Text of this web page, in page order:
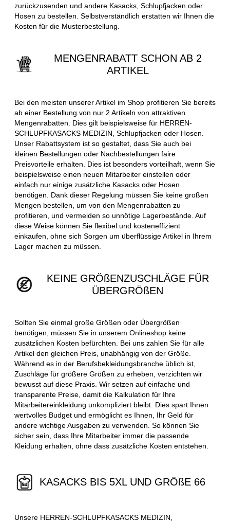
zurückzusenden und andere Kasacks, Schlupfjacken oder
Hosen zu bestellen. Selbstverständlich erstatten wir Ihnen die
Kosten für die Musterbestellung.
MENGENRABATT SCHON AB 2
ARTIKEL
Bei den meisten unserer Artikel im Shop profitieren Sie bereits
ab einer Bestellung von nur 2 Artikeln von attraktiven
Mengenrabatten. Dies gilt beispielsweise für HERREN-
SCHLUPFKASACKS MEDIZIN, Schlupfjacken oder Hosen.
Unser Rabattsystem ist so gestaltet, dass Sie auch bei
kleinen Bestellungen oder Nachbestellungen faire
Preisvorteile erhalten. Dies ist besonders vorteilhaft, wenn Sie
beispielsweise einen neuen Mitarbeiter einstellen oder
einfach nur einige zusätzliche Kasacks oder Hosen
benötigen. Dank dieser Regelung müssen Sie keine großen
Mengen bestellen, um von den Mengenrabatten zu
profitieren, und vermeiden so unnötige Lagerbestände. Auf
diese Weise können Sie flexibel und kosteneffizient
einkaufen, ohne sich Sorgen um überflüssige Artikel in Ihrem
Lager machen zu müssen.
KEINE GRÖßENZUSCHLÄGE FÜR
ÜBERGRÖßEN
Sollten Sie einmal große Größen oder Übergrößen
benötigen, müssen Sie in unserem Onlineshop keine
zusätzlichen Kosten befürchten. Bei uns zahlen Sie für alle
Artikel den gleichen Preis, unabhängig von der Größe.
Während es in der Berufsbekleidungsbranche üblich ist,
Zuschläge für größere Größen zu erheben, verzichten wir
bewusst auf diese Praxis. Wir setzen auf einfache und
transparente Preise, damit die Kalkulation für Ihre
Mitarbeitereinkleidung unkompliziert bleibt. Dies spart Ihnen
wertvolles Budget und ermöglicht es Ihnen, Ihr Geld für
andere wichtige Ausgaben zu verwenden. So können Sie
sicher sein, dass Ihre Mitarbeiter immer die passende
Kleidung erhalten, ohne dass zusätzliche Kosten entstehen.
KASACKS BIS 5XL UND GRÖßE 66
Unsere HERREN-SCHLUPFKASACKS MEDIZIN,